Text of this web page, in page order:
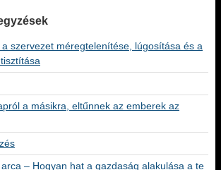
szervezet méregtelenítése, lúgosítása és a
a másikra, eltűnnek az emberek az
– Hogyan hat a gazdaság alakulása a te